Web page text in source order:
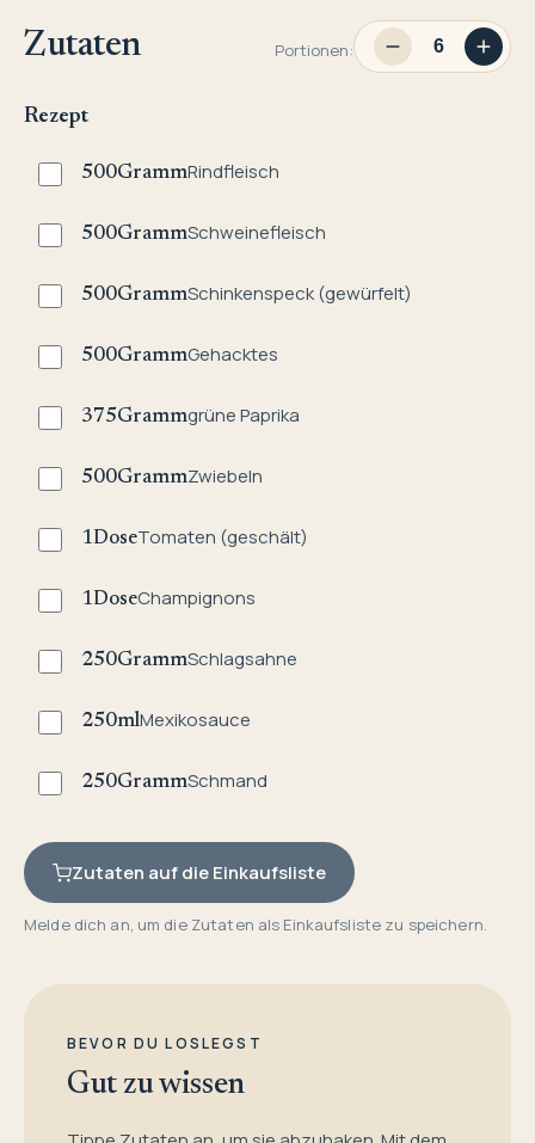
Zutaten Portionen:
Rezept
500GrammRindfleisch
500GrammSchweinefleisch
500GrammSchinkenspeck (gewürfelt)
500GrammGehacktes
375Grammgrüne Paprika
500GrammZwiebeln
1DoseTomaten (geschält)
1DoseChampignons
250GrammSchlagsahne
250mlMexikosauce
250GrammSchmand
Zutaten auf die Einkaufsliste
Melde dich an, um die Zutaten als Einkaufsliste zu speichern.
BEVOR DU LOSLEGST
Gut zu wissen